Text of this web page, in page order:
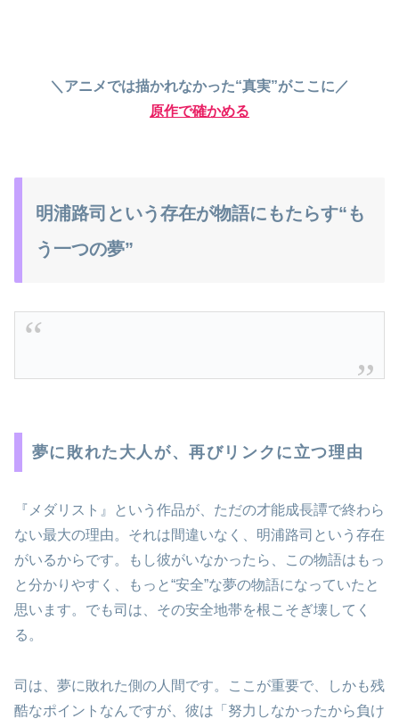
＼アニメでは描かれなかった“真実”がここに／
原作で確かめる
明浦路司という存在が物語にもたらす“も
う一つの夢”
夢に敗れた大人が、再びリンクに立つ理由
『メダリスト』という作品が、ただの才能成長譚で終わら
ない最大の理由。それは間違いなく、明浦路司という存在
がいるからです。もし彼がいなかったら、この物語はもっ
と分かりやすく、もっと“安全”な夢の物語になっていたと
思います。でも司は、その安全地帯を根こそぎ壊してく
る。
司は、夢に敗れた側の人間です。ここが重要で、しかも残
酷なポイントなんですが、彼は「努力しなかったから負け